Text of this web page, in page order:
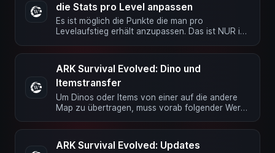
die Stats pro Level anpassen
Es ist möglich die Punkte die man pro
Levelaufstieg erhält anzupassen. Das ist NUR im
ARK Survival Evolved: Dino und
Itemstransfer
Um Dinos oder Items von einer auf die andere
Map zu übertragen, muss vorab folgender Wert
ARK Survival Evolved: Updates